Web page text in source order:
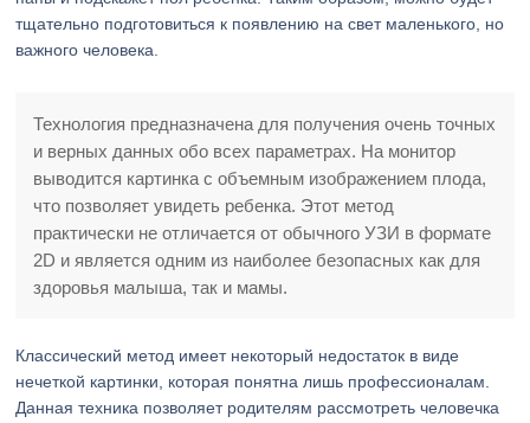
тщательно подготовиться к появлению на свет маленького, но
важного человека.
Технология предназначена для получения очень точных
и верных данных обо всех параметрах. На монитор
выводится картинка с объемным изображением плода,
что позволяет увидеть ребенка. Этот метод
практически не отличается от обычного УЗИ в формате
2D и является одним из наиболее безопасных как для
здоровья малыша, так и мамы.
Классический метод имеет некоторый недостаток в виде
нечеткой картинки, которая понятна лишь профессионалам.
Данная техника позволяет родителям рассмотреть человечка